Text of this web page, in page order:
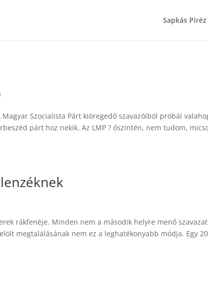
Sapkás Piréz
Szocialista Párt kiöregedő szavazóiból próbál
párt hoz nekik. Az LMP ? őszintén, nem tudom,
rákfenéje. Minden nem a második helyre menő szavazat
megtalálásának nem ez a leghatékonyabb módja. Egy